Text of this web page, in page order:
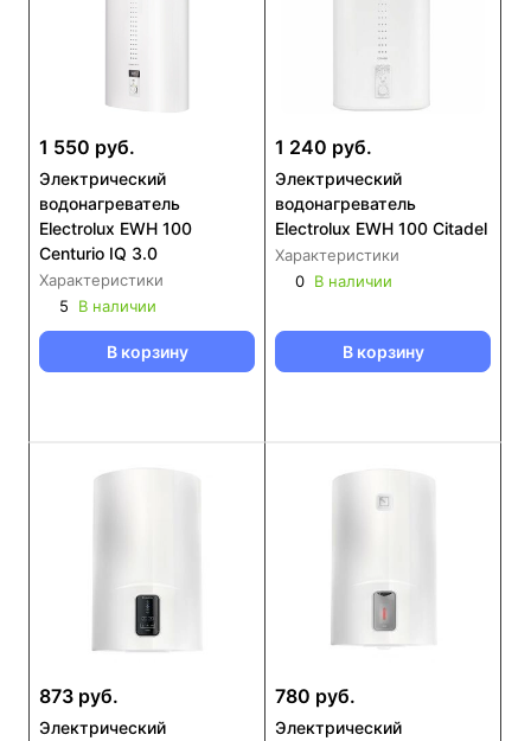
1 550 руб.
Электрический
водонагреватель
Electrolux EWH 100
Centurio IQ 3.0
Характеристики
5
В наличии
В корзину
1 240 руб.
Электрический
водонагреватель
Electrolux EWH 100 Citadel
Характеристики
0 В наличии
В корзину
873 руб.
Электрический
780 руб.
Электрический